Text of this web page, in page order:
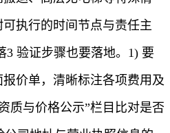
执行的时间节点与责任主
3 验证步骤也要落地。1) 要
价单，清晰标注各项费用及
质与价格公示”栏目比对是否